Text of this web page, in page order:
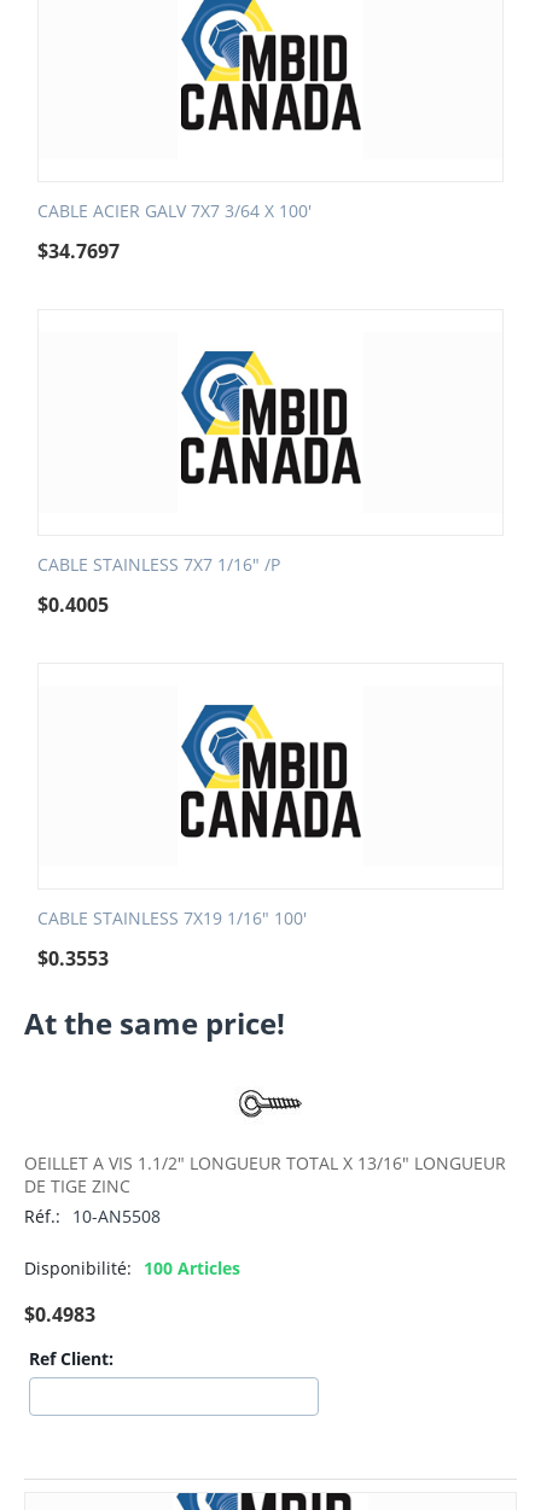
CABLE ACIER GALV 7X7 3/64 X 100'
$34.7697
CABLE STAINLESS 7X7 1/16" /P
$0.4005
CABLE STAINLESS 7X19 1/16" 100'
$0.3553
At the same price!
OEILLET A VIS 1.1/2" LONGUEUR TOTAL X 13/16" LONGUEUR
DE TIGE ZINC
Réf.:
10-AN5508
Disponibilité: 100 Articles
$0.4983
Ref Client: